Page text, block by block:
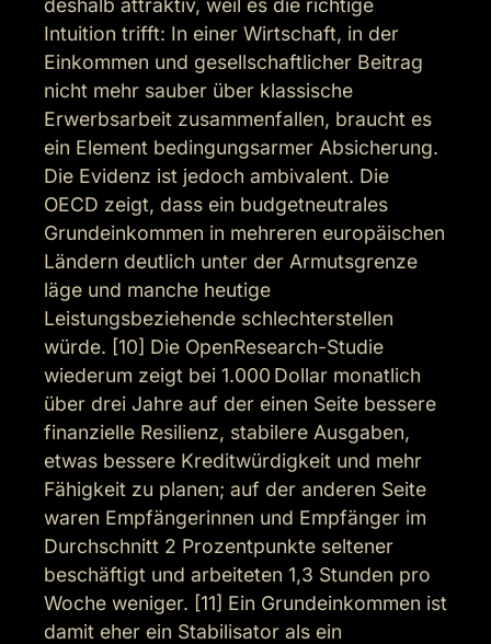
Intuition trifft: In einer Wirtschaft, in der
Einkommen und gesellschaftlicher Beitrag
nicht mehr sauber über klassische
Erwerbsarbeit zusammenfallen, braucht es
ein Element bedingungsarmer Absicherung.
Die Evidenz ist jedoch ambivalent. Die
OECD zeigt, dass ein budgetneutrales
Grundeinkommen in mehreren europäischen
Ländern deutlich unter der Armutsgrenze
läge und manche heutige
Leistungsbeziehende schlechterstellen
würde. [10] Die OpenResearch-Studie
wiederum zeigt bei 1.000 Dollar monatlich
über drei Jahre auf der einen Seite bessere
finanzielle Resilienz, stabilere Ausgaben,
etwas bessere Kreditwürdigkeit und mehr
Fähigkeit zu planen; auf der anderen Seite
waren Empfängerinnen und Empfänger im
Durchschnitt 2 Prozentpunkte seltener
beschäftigt und arbeiteten 1,3 Stunden pro
Woche weniger. [11] Ein Grundeinkommen ist
damit eher ein Stabilisator als ein